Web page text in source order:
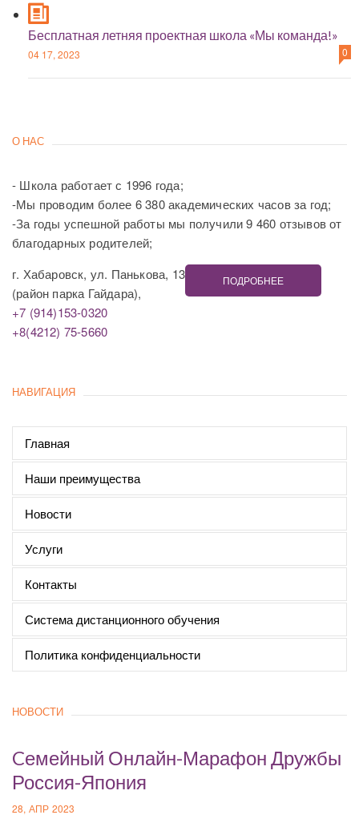
Бесплатная летняя проектная школа «Мы команда!»
04 17, 2023 0
О НАС
- Школа работает с 1996 года;
-Мы проводим более 6 380 академических часов за год;
-За годы успешной работы мы получили 9 460 отзывов от
благодарных родителей;
г. Хабаровск, ул. Панькова, 13
(район парка Гайдара),
+7 (914)153-0320
+8(4212) 75-5660
ПОДРОБНЕЕ
НАВИГАЦИЯ
Главная
Наши преимущества
Новости
Услуги
Контакты
Система дистанционного обучения
Политика конфиденциальности
НОВОСТИ
Cемейный Онлайн-Марафон Дружбы
Россия-Япония
28, АПР 2023